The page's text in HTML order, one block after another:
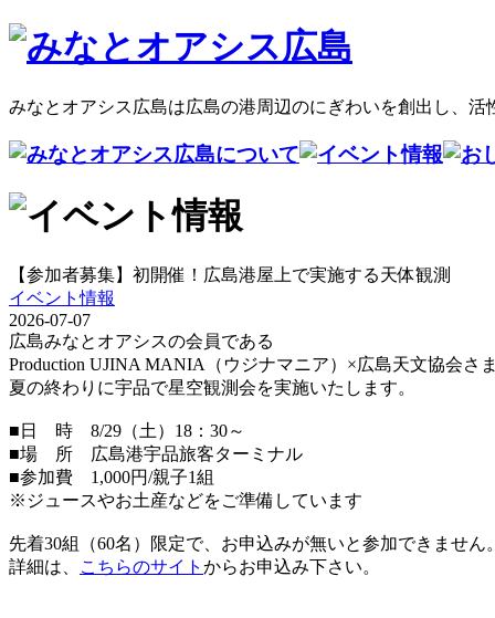
みなとオアシス広島は広島の港周辺のにぎわいを創出し、活
【参加者募集】初開催！広島港屋上で実施する天体観測
イベント情報
2026-07-07
広島みなとオアシスの会員である
Production UJINA MANIA（ウジナマニア）×広島天文協会さ
夏の終わりに宇品で星空観測会を実施いたします。
■日 時 8/29（土）18：30～
■場 所 広島港宇品旅客ターミナル
■参加費 1,000円/親子1組
※ジュースやお土産などをご準備しています
先着30組（60名）限定で、お申込みが無いと参加できません。
詳細は、
こちらのサイト からお申込み下さい。